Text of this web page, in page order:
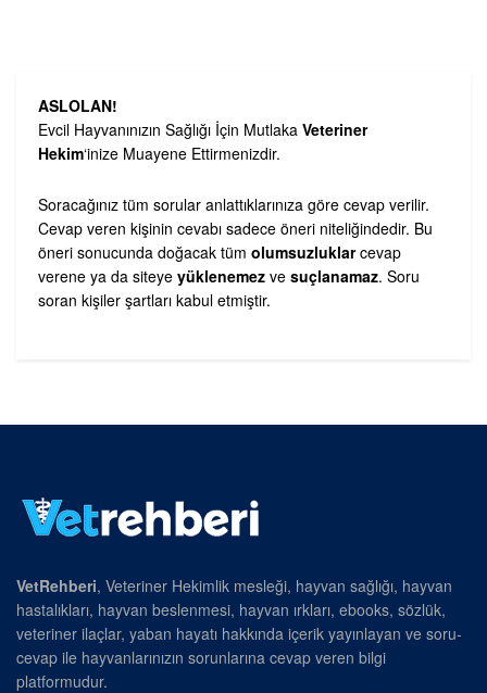
ASLOLAN!
Evcil Hayvanınızın Sağlığı İçin Mutlaka Veteriner
Hekim‘inize Muayene Ettirmenizdir.
Soracağınız tüm sorular anlattıklarınıza göre cevap verilir.
Cevap veren kişinin cevabı sadece öneri niteliğindedir. Bu
öneri sonucunda doğacak tüm olumsuzluklarcevap
verene ya da siteye yüklenemez ve suçlanamaz. Soru
soran kişiler şartları kabul etmiştir.
VetRehberi, Veteriner Hekimlik mesleği, hayvan sağlığı, hayvan
hastalıkları, hayvan beslenmesi, hayvan ırkları, ebooks, sözlük,
veteriner ilaçlar, yaban hayatı hakkında içerik yayınlayan ve soru-
cevap ile hayvanlarınızın sorunlarına cevap veren bilgi
platformudur.